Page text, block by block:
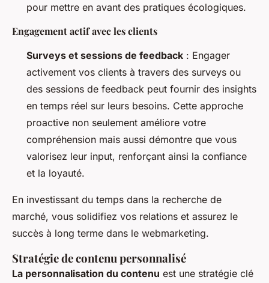
pour mettre en avant des pratiques écologiques.
Engagement actif avec les clients
Surveys et sessions de feedback : Engager
activement vos clients à travers des surveys ou
des sessions de feedback peut fournir des insights
en temps réel sur leurs besoins. Cette approche
proactive non seulement améliore votre
compréhension mais aussi démontre que vous
valorisez leur input, renforçant ainsi la confiance
et la loyauté.
En investissant du temps dans la recherche de
marché, vous solidifiez vos relations et assurez le
succès à long terme dans le webmarketing.
Stratégie de contenu personnalisé
La personnalisation du contenu est une stratégie clé